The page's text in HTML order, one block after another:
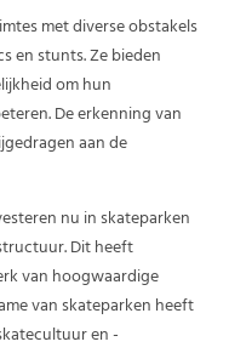
met diverse obstakels
en stunts. Ze bieden
om hun
De erkenning van
aan de
nu in skateparken
Dit heeft
van hoogwaardige
van skateparken heeft
en -